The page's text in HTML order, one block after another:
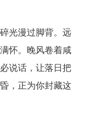
光漫过脚背。远
怀。晚风卷着咸
说话，让落日把
，正为你封藏这